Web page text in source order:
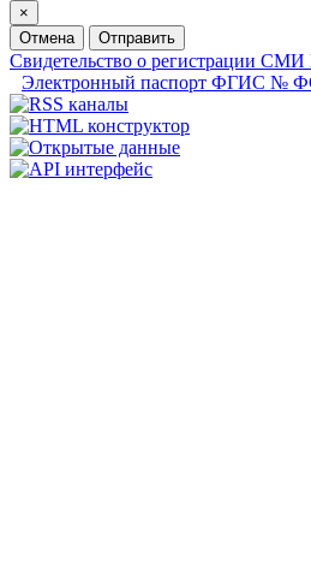
×
Отмена
Отправить
Свидетельство о регистрации
Электронный паспорт ФГИС №